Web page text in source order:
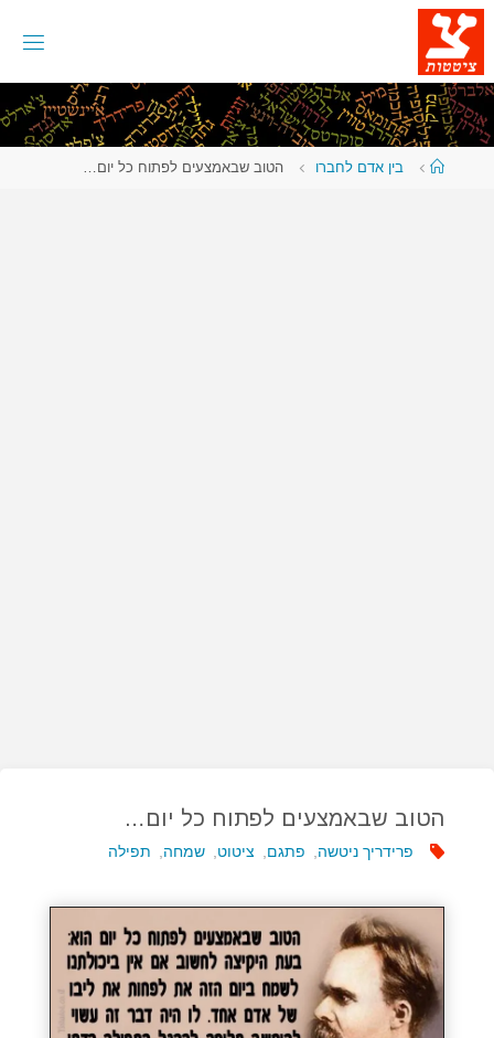
דלגו
לתוכן
עמודבין אדם לחברו הטוב שבאמצעים לפתוח כל יום…
הטוב שבאמצעים לפתוח כל יום…
פרידריך ניטשה פתגם ציטוט שמחה תפילה